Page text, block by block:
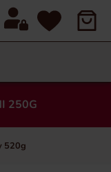
250G
520g